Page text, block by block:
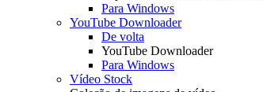
Para Windows
YouTube Downloader
De volta
YouTube Downloader
Para Windows
Vídeo Stock